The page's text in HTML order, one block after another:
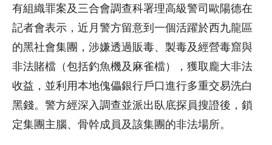
有組織罪案及三合會調查科署理高級警司歐陽德在
記者會表示，近月警方留意到一個活躍於西九龍區
的黑社會集團，涉嫌透過販毒、製毒及經營毒窟與
非法賭檔（包括釣魚機及麻雀檔），獲取龐大非法
收益，並利用本地傀儡銀行戶口進行多重交易洗白
黑錢。警方經深入調查並派出臥底探員搜證後，鎖
定集團主腦、骨幹成員及該集團的非法場所。